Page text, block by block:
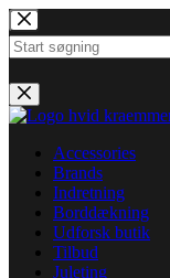
Fortsæt
til
indhold
Ingen
resultater
Accessories
Brands
Indretning
Borddækning
Udforsk butik
Tilbud
Juleting